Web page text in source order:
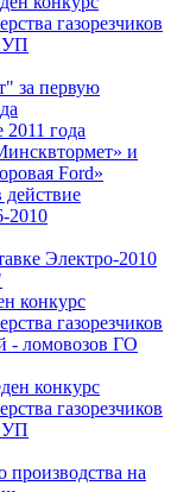
газорезчиков
УП
за первую
2011 года
и
Ford»
действие
2010
Электро-2010
конкурс
газорезчиков
- ломовозов ГО
конкурс
газорезчиков
УП
производства на